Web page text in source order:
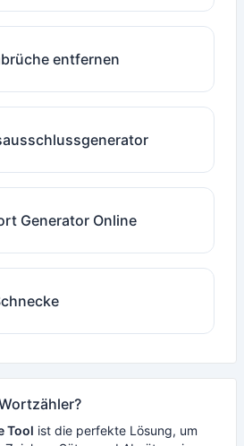
entfernen
Generator Online
Tool ist die perfekte Lösung, um